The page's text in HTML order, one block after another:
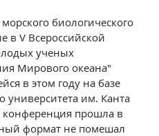
биологического
в V Всероссийской
ученых
Мирового океана"
в этом году на базе
университета им. Канта
конференция прошла в
формат не помешал